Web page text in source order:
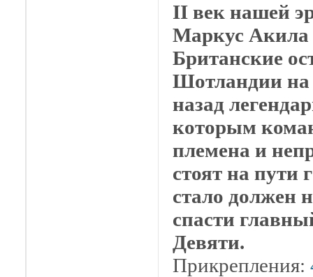
II век нашей
Маркус Акила
Британские
Шотландии на
назад
которым
племена и
стоят на пути
стало должен
спасти
Девяти.
Прикрепления: